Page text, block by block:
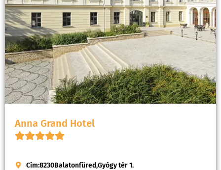
Anna Grand Hotel
Cím:8230Balatonfüred,Gyógy tér 1.